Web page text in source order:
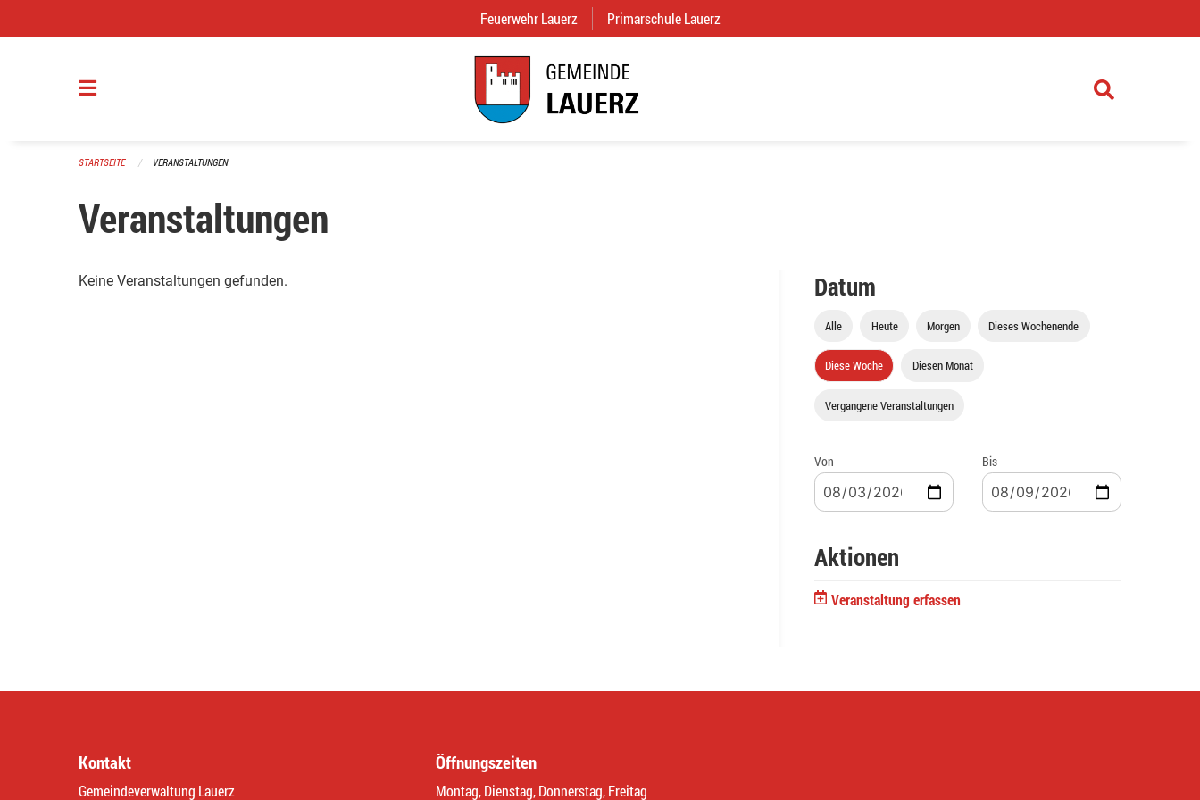
Feuerwehr Lauerz (External Link)
Primarschule Lauerz
STARTSEITE VERANSTALTUNGEN
Veranstaltungen
Keine Veranstaltungen gefunden. Datum
Alle Heute Morgen Dieses Wochenende
Diese Woche Diesen Monat
Vergangene Veranstaltungen
Von Bis
Aktionen
Veranstaltung erfassen
Kontakt
Gemeindeverwaltung Lauerz
Öffnungszeiten
Montag, Dienstag, Donnerstag, Freitag